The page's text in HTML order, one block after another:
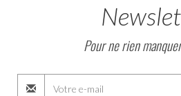
Pour ne rien